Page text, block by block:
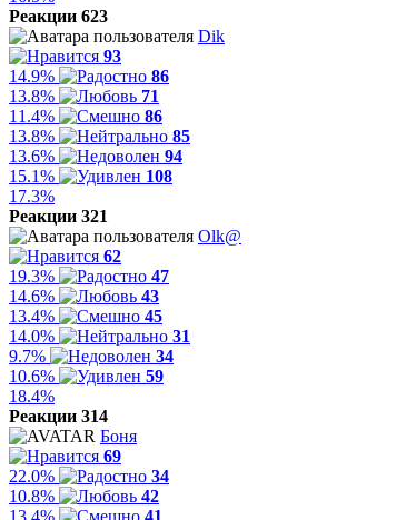
Реакции 623
Dik
93
14.9%
86
13.8%
71
11.4%
86
13.8%
85
13.6%
94
15.1%
108
17.3%
Реакции 321
Olk@
62
19.3%
47
14.6%
43
13.4%
45
14.0%
31
9.7%
34
10.6%
59
18.4%
Реакции 314
Боня
69
22.0%
34
10.8%
42
13.4%
41